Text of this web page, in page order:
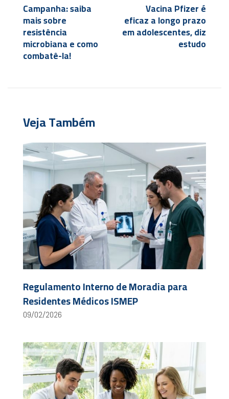
Campanha: saiba
mais sobre
resistência
microbiana e como
combatê-la!
Vacina Pfizer é
eficaz a longo prazo
em adolescentes, diz
estudo
Veja Também
Regulamento Interno de Moradia para
Residentes Médicos ISMEP
09/02/2026